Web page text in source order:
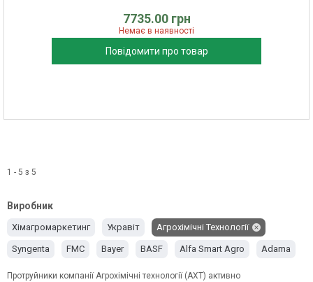
7735.00 грн
Немає в наявності
Повідомити про товар
1 - 5 з 5
Виробник
Хімагромаркетинг Укравіт Агрохімічні Технології
Syngenta FMC Bayer BASF Alfa Smart Agro Adama
Протруйники компаніїАгрохімічні технології (АХТ) активно